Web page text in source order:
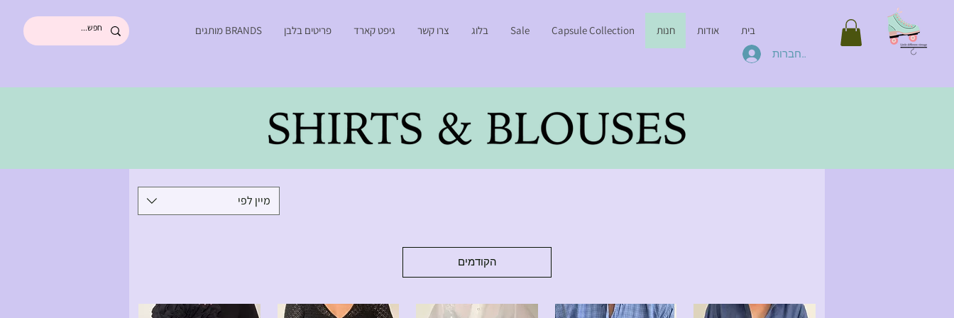
בית אודות חנות Capsule Collection
Sale בלוג צרו קשר גיפט קארד פריטים בלבן BRANDS מותגים
להתחברות
מיין לפי
הקודמים